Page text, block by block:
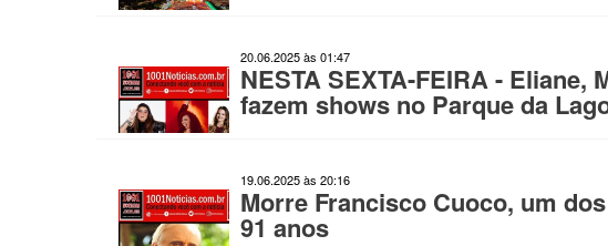
20.06.2025 às 01:47
NESTA SEXTA-FEIRA - Eliane,
fazem shows no Parque da
19.06.2025 às 20:16
Morre Francisco Cuoco, um
91 anos